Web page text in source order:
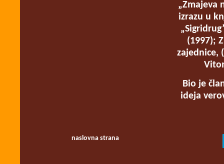
„Zmajeva
izrazu u
(1997);
zajednice,
Bio je
ideja
naslovna strana